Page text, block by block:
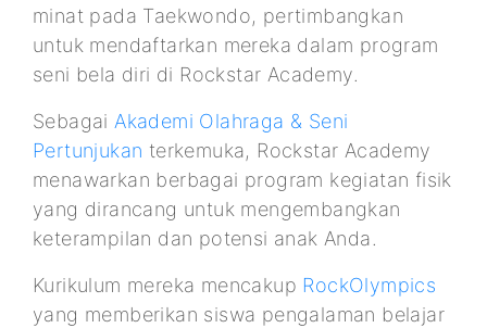
minat pada Taekwondo, pertimbangkan
untuk mendaftarkan mereka dalam program
seni bela diri di Rockstar Academy.
SebagaiAkademi Olahraga & Seni
Pertunjukan terkemuka, Rockstar Academy
menawarkan berbagai program kegiatan fisik
yang dirancang untuk mengembangkan
keterampilan dan potensi anak Anda.
Kurikulum mereka mencakup RockOlympics
yang memberikan siswa pengalaman belajar